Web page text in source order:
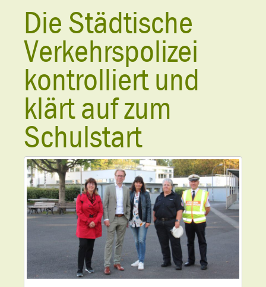
Die Städtische
Verkehrspolizei
kontrolliert und
klärt auf zum
Schulstart